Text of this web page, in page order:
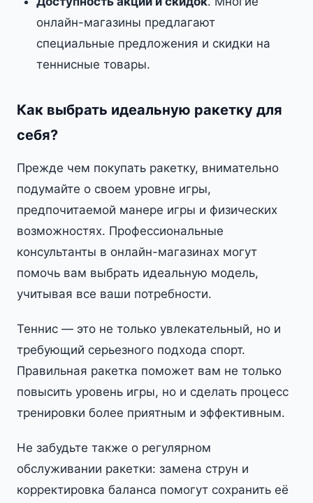
онлайн-магазины предлагают
специальные предложения и скидки на
теннисные товары.
Как выбрать идеальную ракетку для
себя?
Прежде чем покупать ракетку, внимательно
подумайте о своем уровне игры,
предпочитаемой манере игры и физических
возможностях. Профессиональные
консультанты в онлайн-магазинах могут
помочь вам выбрать идеальную модель,
учитывая все ваши потребности.
Теннис — это не только увлекательный, но и
требующий серьезного подхода спорт.
Правильная ракетка поможет вам не только
повысить уровень игры, но и сделать процесс
тренировки более приятным и эффективным.
Не забудьте также о регулярном
обслуживании ракетки: замена струн и
корректировка баланса помогут сохранить её